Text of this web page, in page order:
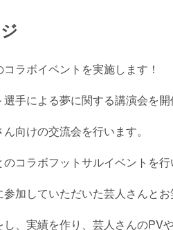
ラボイベントを実施します！
手による夢に関する講演会を開
向けの交流会を行います。
コラボフットサルイベントを行
加していただいた芸人さんとお
、実績を作り、芸人さんのPV